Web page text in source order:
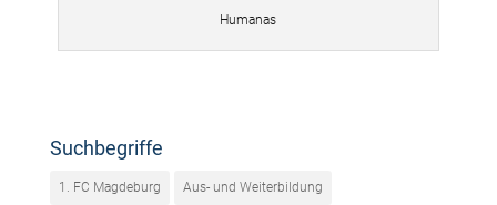
Humanas
Suchbegriffe
1. FC Magdeburg Aus- und Weiterbildung